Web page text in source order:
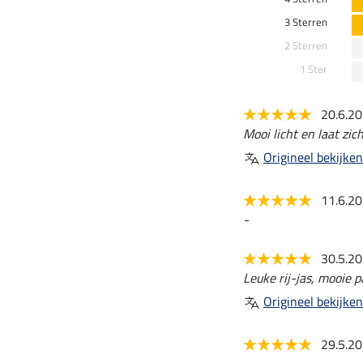
3 Sterren
2 Sterren
1 Ster
Mooi licht en laat
Origineel bekijken
-
Leuke rij-jas, mooie
Origineel bekijken